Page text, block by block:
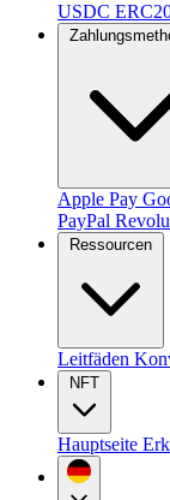
USDC
Apple Pay
PayPal
Ressourcen
Leitfäden
NFT
Hauptseite